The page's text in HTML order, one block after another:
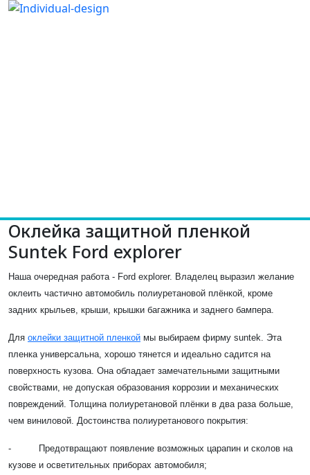
Оклейка защитной пленкой
Suntek Ford explorer
Наша очередная работа - Ford explorer. Владелец выразил желание
оклеить частично автомобиль полиуретановой плёнкой, кроме
задних крыльев, крыши, крышки багажника и заднего бампера.
Для оклейки защитной пленкой мы выбираем фирму suntek. Эта
пленка универсальна, хорошо тянется и идеально садится на
поверхность кузова. Она обладает замечательными защитными
свойствами, не допуская образования коррозии и механических
повреждений. Толщина полиуретановой плёнки в два раза больше,
чем виниловой. Достоинства полиуретанового покрытия:
- Предотвращают появление возможных царапин и сколов на
кузове и осветительных приборах автомобиля;